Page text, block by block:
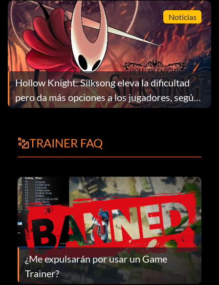
Noticias
Hollow Knight: Silksong eleva la dificultad
pero da más opciones a los jugadores, según
Team Cherry
TRAINER FAQ
¿Me expulsarán por usar un Game
Trainer?